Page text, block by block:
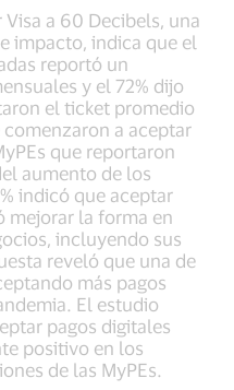
a 60 Decibels, una
impacto, indica que el
reportó un
y el 72% dijo
el ticket promedio
a aceptar
que reportaron
aumento de los
indicó que aceptar
mejorar la forma en
incluyendo sus
reveló que una de
más pagos
El estudio
pagos digitales
positivo en los
de las MyPEs.